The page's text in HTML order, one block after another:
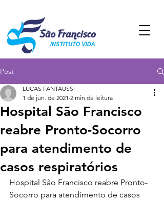
Post
Hospital São Francisco
reabre Pronto-Socorro
para atendimento de
casos respiratórios
LUCAS FANTAUSSI
1 de jun. de 2021 2 min de leitura
Hospital São Francisco reabre Pronto-
Socorro para atendimento de casos